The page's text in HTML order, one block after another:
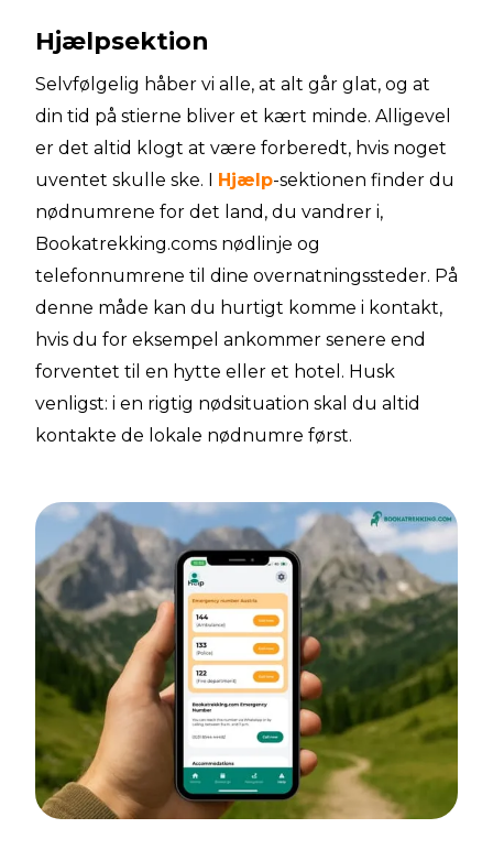
Hjælpsektion
Selvfølgelig håber vi alle, at alt går glat, og at
din tid på stierne bliver et kært minde. Alligevel
er det altid klogt at være forberedt, hvis noget
uventet skulle ske. I Hjælp-sektionen finder du
nødnumrene for det land, du vandrer i,
Bookatrekking.coms nødlinje og
telefonnumrene til dine overnatningssteder. På
denne måde kan du hurtigt komme i kontakt,
hvis du for eksempel ankommer senere end
forventet til en hytte eller et hotel. Husk
venligst: i en rigtig nødsituation skal du altid
kontakte de lokale nødnumre først.